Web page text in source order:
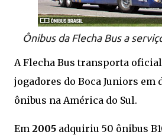
Ônibus da Flecha Bus a
A Flecha Bus transporta
jogadores do Boca Juniors em
ônibus na América do Sul.
Em 2005 adquiriu 50 ônibus